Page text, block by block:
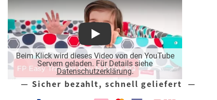
Beim Klick wird dieses Video von den YouTube
Servern geladen. Für Details siehe
Datenschutzerklärung.
Play
— Sicher bezahlt, schnell geliefert —